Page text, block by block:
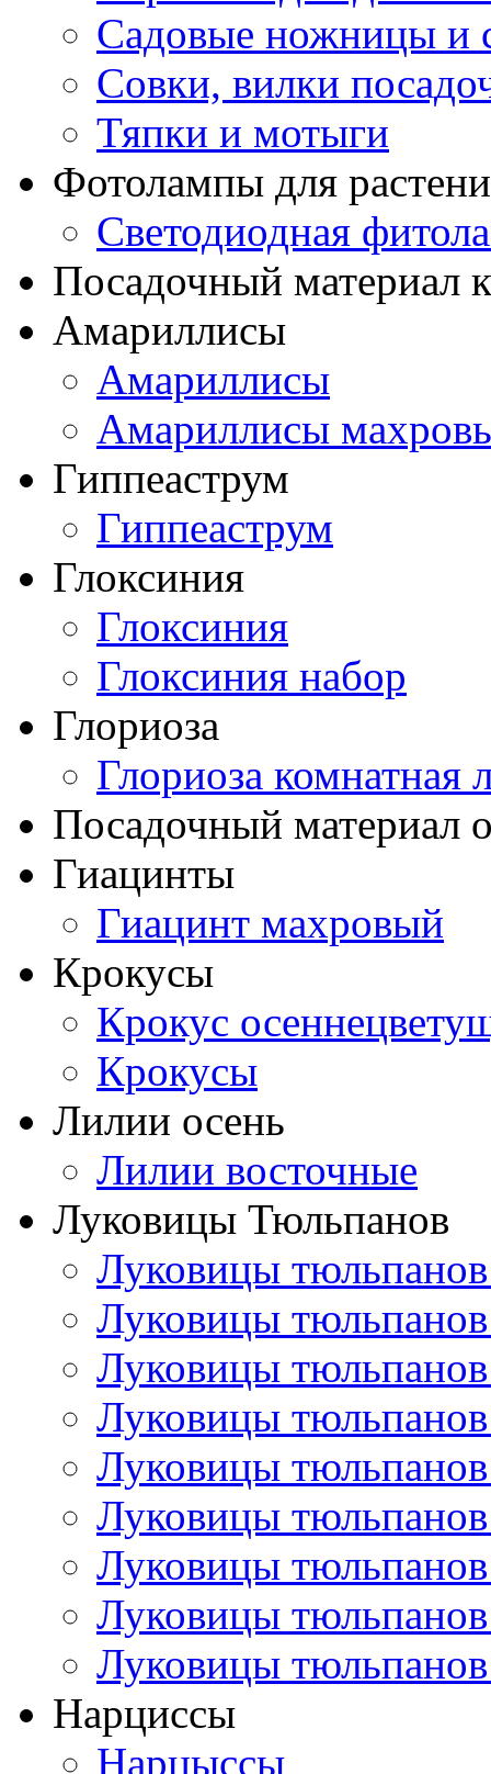
Садовые ножницы и
Совки, вилки
Тяпки и мотыги
Фотолампы для
Светодиодная
Посадочный материал
Амариллисы
Амариллисы
Амариллисы
Гиппеаструм
Гиппеаструм
Глоксиния
Глоксиния
Глоксиния набор
Глориоза
Глориоза комнатная
Посадочный материал
Гиацинты
Гиацинт махровый
Крокусы
Крокус
Крокусы
Лилии осень
Лилии восточные
Луковицы Тюльпанов
Луковицы
Луковицы
Луковицы
Луковицы
Луковицы
Луковицы
Луковицы
Луковицы
Луковицы
Нарциссы
Нарцыссы